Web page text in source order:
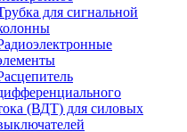
для сигнальной
(ВДТ) для силовых